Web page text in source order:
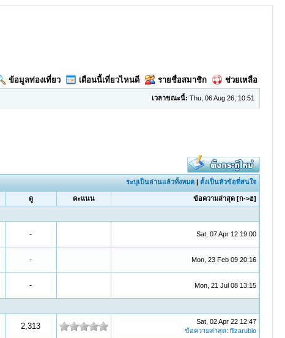
ข้อมูลท่องเที่ยว เดือนนี้เที่ยวไหนดี รายชื่อสมาชิก ช่วยเหลือ
เวลาขณะนี้: Thu, 06 Aug 26, 10:51
ระบุเป็นอ่านแล้วทั้งหมด| ตั้งเป็นหัวข้อที่สนใจ
ดู คะแนน ข้อความล่าสุด [ก->ฮ]
- Sat, 07 Apr 12 19:00
- Mon, 23 Feb 09 20:16
- Mon, 21 Jul 08 13:15
2,313
Sat, 02 Apr 22 12:47
ข้อความล่าสุด: flizarubio